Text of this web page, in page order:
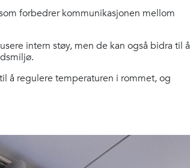
forbedrer kommunikasjonen mellom
intern støy, men de kan også bidra til å
å regulere temperaturen i rommet, og